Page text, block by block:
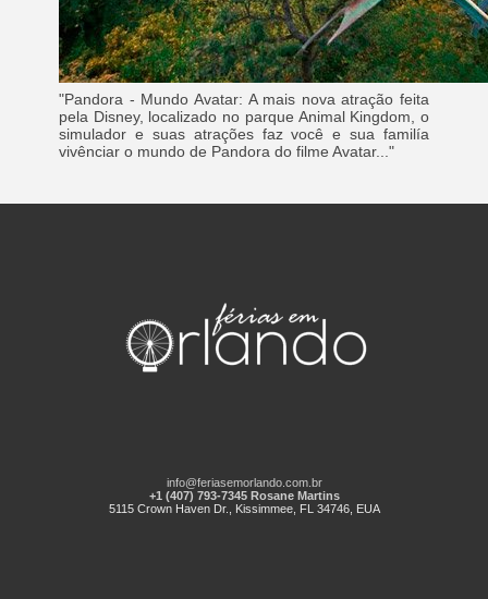
"Pandora - Mundo Avatar: A mais nova atração feita
pela Disney, localizado no parque Animal Kingdom, o
simulador e suas atrações faz você e sua familía
vivênciar o mundo de Pandora do filme Avatar..."
info@feriasemorlando.com.br
+1 (407) 793-7345 Rosane Martins
5115 Crown Haven Dr., Kissimmee, FL 34746, EUA